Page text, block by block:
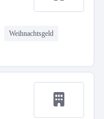
Weihnachtsgeld